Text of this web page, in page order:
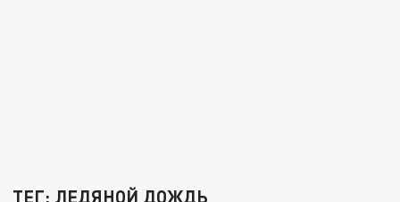
ТЕГ: ЛЕДЯНОЙ ДОЖДЬ